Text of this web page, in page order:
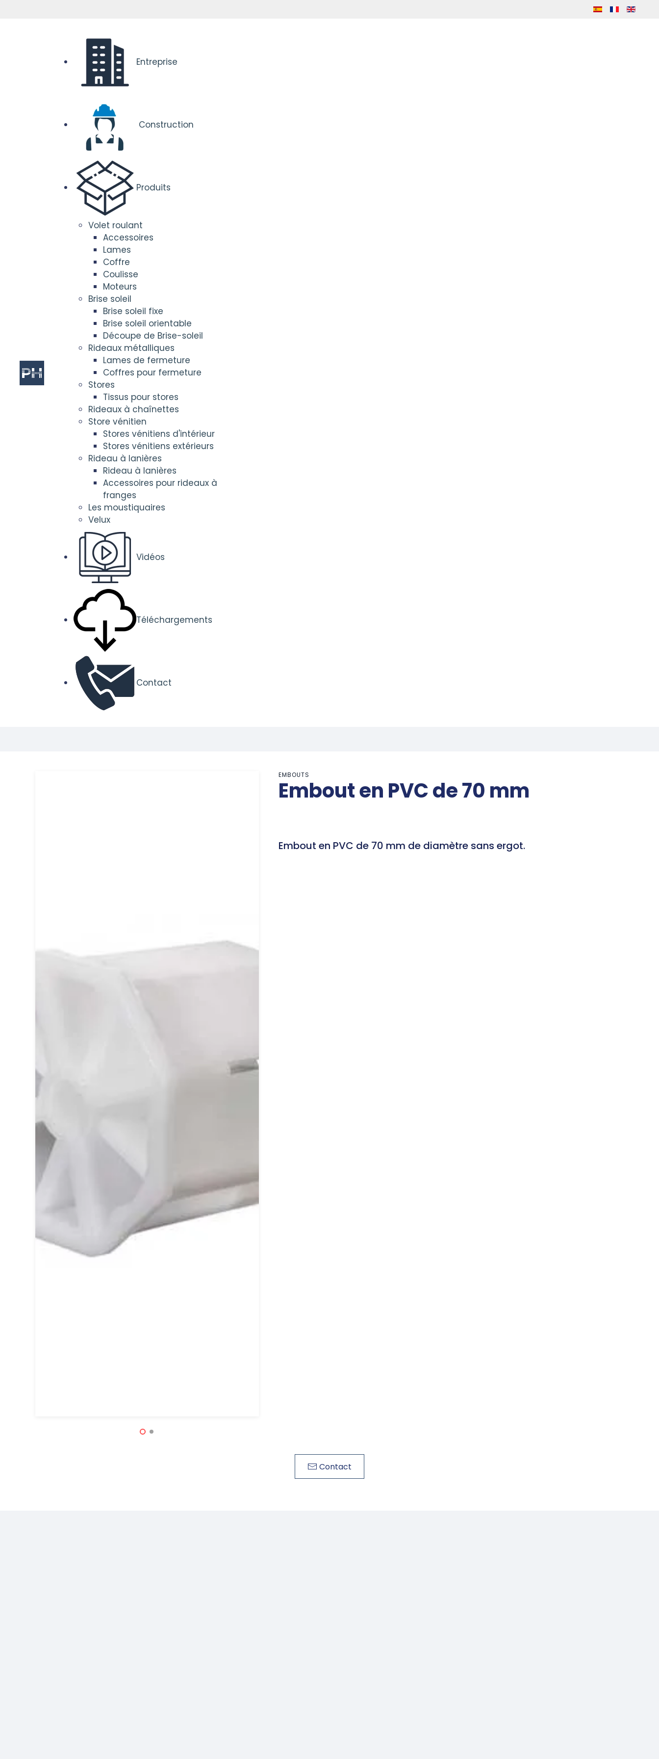
Entreprise
Construction
Produits
Volet roulant
Accessoires
Lames
Coffre
Coulisse
Moteurs
Brise soleil
Brise soleil fixe
Brise soleil orientable
Découpe de Brise-soleil
Rideaux métalliques
Lames de fermeture
Coffres pour fermeture
Stores
Tissus pour stores
Rideaux à chaînettes
Store vénitien
Stores vénitiens d'intérieur
Stores vénitiens extérieurs
Rideau à lanières
Rideau à lanières
Accessoires pour rideaux à
franges
Les moustiquaires
Velux
Vidéos
Téléchargements
Contact
EMBOUTS
Embout en PVC de 70 mm
Embout en PVC de 70 mm de diamètre sans ergot.
Contact